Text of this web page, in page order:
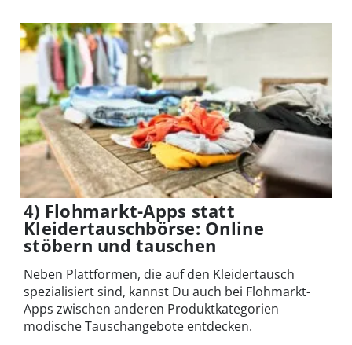
4) Flohmarkt-Apps statt
Kleidertauschbörse: Online
stöbern und tauschen
Neben Plattformen, die auf den Kleidertausch
spezialisiert sind, kannst Du auch bei Flohmarkt-
Apps zwischen anderen Produktkategorien
modische Tauschangebote entdecken.